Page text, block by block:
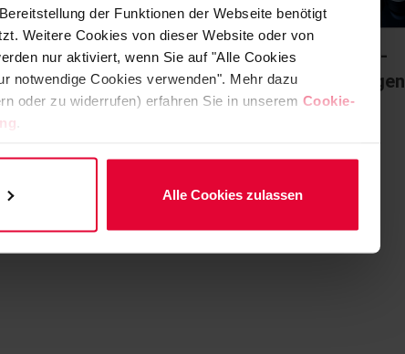
der Funktionen der Webseite benötigt
Weitere Cookies von dieser Website oder von
nur aktiviert, wenn Sie auf "Alle Cookies
notwendige Cookies verwenden". Mehr dazu
oder zu widerrufen) erfahren Sie in unserem Cookie-
Alle Cookies zulassen
ESD-Schutz
Kunststoff-
Rohrleitungen